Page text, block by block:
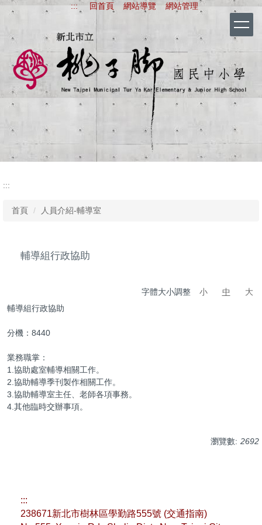
跳
主
容
::: 回首頁 網站導覽 網站管理
新北市立桃子腳
:::
首頁 人員介紹-輔導室
輔導組行政協助
字體大小調整 小 中
大
輔導組行政協助
分機：8440
業務職掌：
1.協助處室輔導相關工作。
2.協助輔導季刊製作相關工作。
3.協助輔導室主任、老師各項事務。
4.其他臨時交辦事項。
瀏覽數: 2692
:::
238671新北市樹林區學勤路555號 (交通指南)